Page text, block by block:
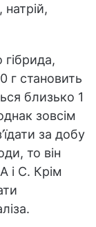
гібрида,
г становить
близько 1
зовсім
за добу
то він
і С. Крім